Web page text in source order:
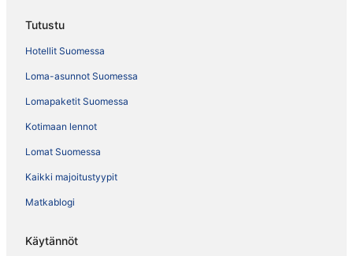
Tutustu
Hotellit Suomessa
Loma-asunnot Suomessa
Lomapaketit Suomessa
Kotimaan lennot
Lomat Suomessa
Kaikki majoitustyypit
Matkablogi
Käytännöt